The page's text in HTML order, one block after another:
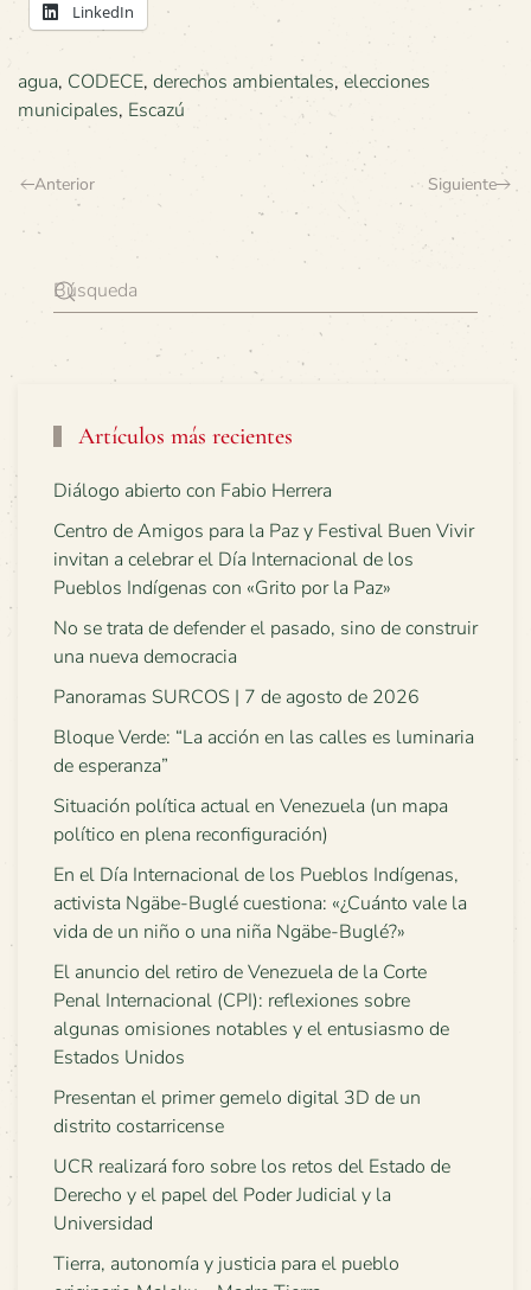
LinkedIn
agua, CODECE, derechos ambientales, elecciones
municipales, Escazú
Anterior Siguiente
Artículos más recientes
Diálogo abierto con Fabio Herrera
Centro de Amigos para la Paz y Festival Buen Vivir
invitan a celebrar el Día Internacional de los
Pueblos Indígenas con «Grito por la Paz»
No se trata de defender el pasado, sino de construir
una nueva democracia
Panoramas SURCOS | 7 de agosto de 2026
Bloque Verde: “La acción en las calles es luminaria
de esperanza”
Situación política actual en Venezuela (un mapa
político en plena reconfiguración)
En el Día Internacional de los Pueblos Indígenas,
activista Ngäbe-Buglé cuestiona: «¿Cuánto vale la
vida de un niño o una niña Ngäbe-Buglé?»
El anuncio del retiro de Venezuela de la Corte
Penal Internacional (CPI): reflexiones sobre
algunas omisiones notables y el entusiasmo de
Estados Unidos
Presentan el primer gemelo digital 3D de un
distrito costarricense
UCR realizará foro sobre los retos del Estado de
Derecho y el papel del Poder Judicial y la
Universidad
Tierra, autonomía y justicia para el pueblo